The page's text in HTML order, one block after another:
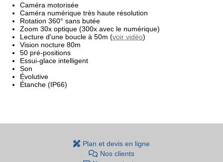
Caméra motorisée
Caméra numérique très haute résolution
Rotation 360° sans butée
Zoom 30x optique (300x avec le numérique)
Lecture d'une boucle à 50m (voir vidéo)
Vision nocture 80m
50 pré-positions
Essui-glace intelligent
Son
Évolutive
Étanche (IP66)
Plan et devis en ligne
Nos clients